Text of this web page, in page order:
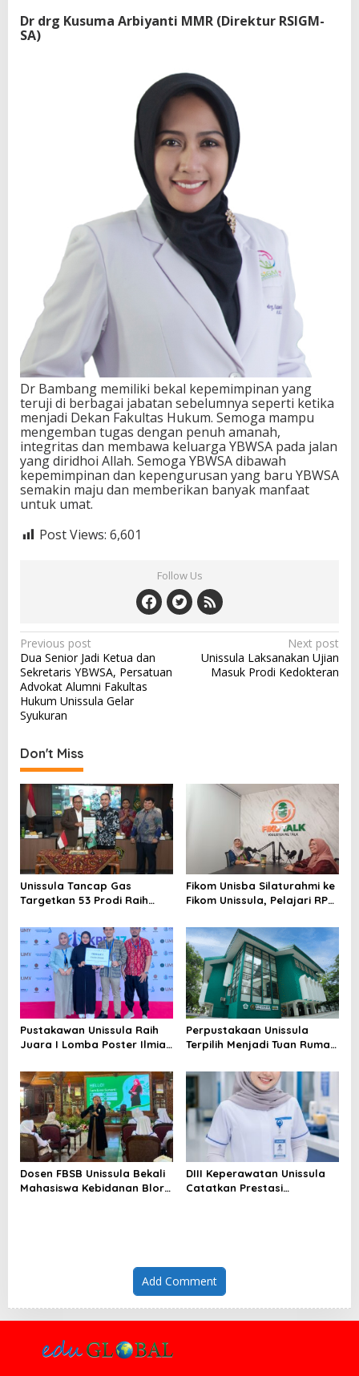
Dr drg Kusuma Arbiyanti MMR (Direktur RSIGM-
SA)
Dr Bambang memiliki bekal kepemimpinan yang
teruji di berbagai jabatan sebelumnya seperti ketika
menjadi Dekan Fakultas Hukum. Semoga mampu
mengemban tugas dengan penuh amanah,
integritas dan membawa keluarga YBWSA pada jalan
yang diridhoi Allah. Semoga YBWSA dibawah
kepemimpinan dan kepengurusan yang baru YBWSA
semakin maju dan memberikan banyak manfaat
untuk umat.
Post Views: 6,601
Follow Us
Post
navigation
Previous post
Dua Senior Jadi Ketua dan
Sekretaris YBWSA, Persatuan
Advokat Alumni Fakultas
Hukum Unissula Gelar
Syukuran
Next post
Unissula Laksanakan Ujian
Masuk Prodi Kedokteran
Don't Miss
Unissula Tancap Gas
Targetkan 53 Prodi Raih
ACQUIN Lewat Jalur Fast
Track
Fikom Unisba Silaturahmi ke
Fikom Unissula, Pelajari RPL
Laboratorium Unggulan
Pustakawan Unissula Raih
Juara I Lomba Poster Ilmiah
Perpustakaan Unissula
Terpilih Menjadi Tuan Rumah
Dosen FBSB Unissula Bekali
Mahasiswa Kebidanan Blora
DIII Keperawatan Unissula
Catatkan Prestasi
Add Comment